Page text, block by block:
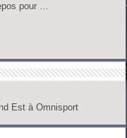
pour …
Est à Omnisport